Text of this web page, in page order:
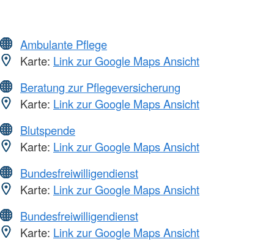
Ambulante Pflege
Karte: Link zur Google Maps Ansicht
Beratung zur Pflegeversicherung
Karte: Link zur Google Maps Ansicht
Blutspende
Karte: Link zur Google Maps Ansicht
Bundesfreiwilligendienst
Karte: Link zur Google Maps Ansicht
Bundesfreiwilligendienst
Karte: Link zur Google Maps Ansicht